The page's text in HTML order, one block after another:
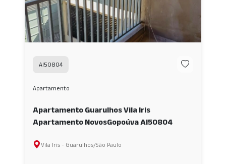
AI50804
Apartamento
Apartamento Guarulhos Vila Iris
Apartamento NovosGopoúva AI50804
Vila Iris - Guarulhos/São Paulo